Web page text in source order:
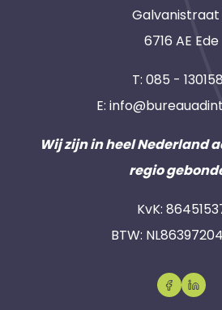
Galvanistraat
6716 AE Ede
T: 085 -
E:
Wij zijn in heel Nederland
regio
KvK:
BTW: